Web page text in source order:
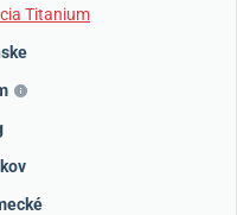
Titanium